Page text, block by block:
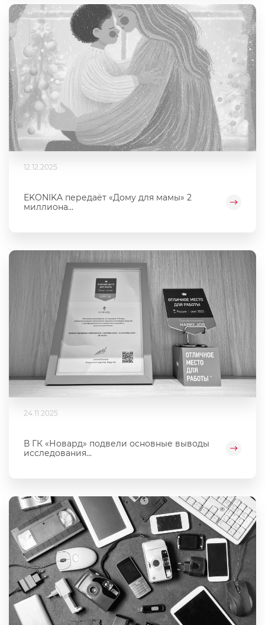
12.12.2025
EKONIKA передаёт «Дому для мамы» 2
миллиона...
24.11.2025
В ГК «Новард» подвели основные выводы
исследования...